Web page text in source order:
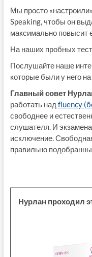
Мы просто
Speaking, чтобы он
максимально повысит
На наших пробных
Послушайте наше
которые были у него
Главный совет
работать над fluency
свободнее и
слушателя. И
исключение.
правильно
Нурлан проходил